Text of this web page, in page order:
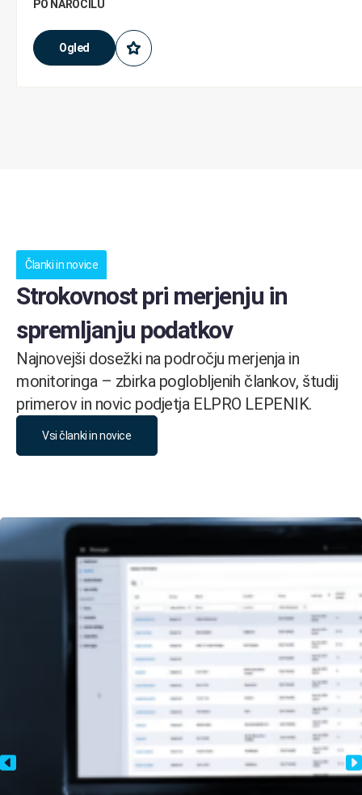
Ogled
PO NAROČILU
Članki in novice
Strokovnost pri merjenju in
spremljanju podatkov
Najnovejši dosežki na področju merjenja in
monitoringa – zbirka poglobljenih člankov, študij
primerov in novic podjetja ELPRO LEPENIK.
Vsi članki in novice